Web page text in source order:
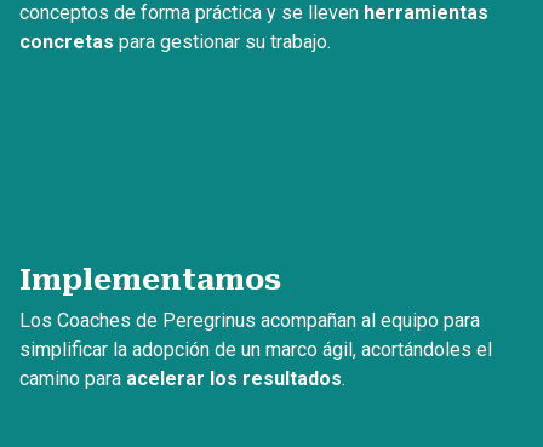
conceptos de forma práctica y se lleven herramientas
concretas para gestionar su trabajo.
Implementamos
Los Coaches de Peregrinus acompañan al equipo para
simplificar la adopción de un marco ágil, acortándoles el
camino para acelerar los resultados.